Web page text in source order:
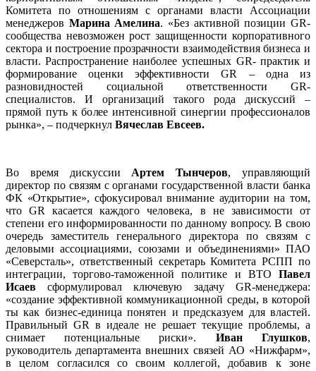
Комитета по отношениям с органами власти Ассоциации
менеджеров Марина Амелина. «Без активной позиции GR-
сообщества невозможен рост защищенности корпоративного
сектора и построение прозрачности взаимодействия бизнеса и
власти. Распространение наиболее успешных GR- практик и
формирование оценки эффективности GR – одна из
разновидностей социальной ответственности GR-
специалистов. И организаций такого рода дискуссий –
прямой путь к более интенсивной синергии профессионалов
рынка», – подчеркнул Вячеслав Евсеев.
Во время дискуссии Артем Тынчеров, управляющий
директор по связям с органами государственной власти банка
ФК «Открытие», сфокусировал внимание аудитории на том,
что GR касается каждого человека, в не зависимости от
степени его информированности по данному вопросу. В свою
очередь заместитель генерального директора по связям с
деловыми ассоциациями, союзами и объединениями» ПАО
«Северсталь», ответственный секретарь Комитета РСПП по
интеграции, торгово-таможенной политике и ВТО Павел
Исаевсформулировал ключевую задачу GR-менеджера:
«создание эффективной коммуникационной среды, в которой
ты как бизнес-единица понятен и предсказуем для властей.
Правильный GR в идеале не решает текущие проблемы, а
снимает потенциальные риски». Иван Глушков,
руководитель департамента внешних связей АО «Нижфарм»,
в целом согласился со своим коллегой, добавив к зоне